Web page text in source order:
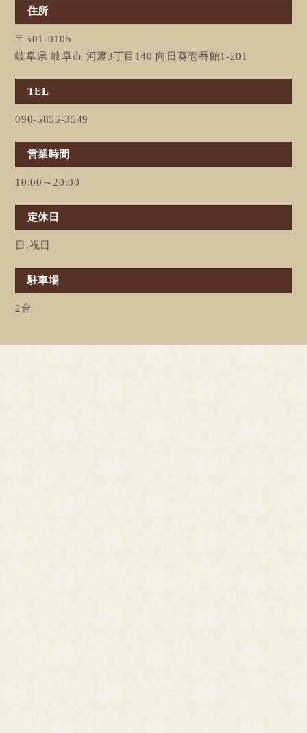
住所
〒501-0105
岐阜県 岐阜市 河渡3丁目140 向日葵壱番館1-201
TEL
090-5855-3549
営業時間
10:00～20:00
定休日
日.祝日
駐車場
2台